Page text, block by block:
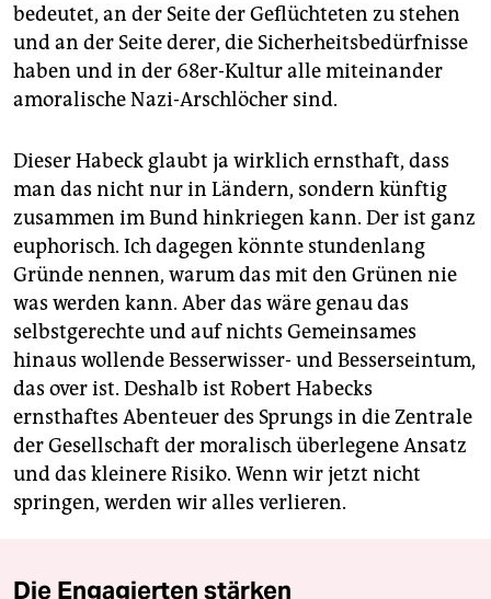
bedeutet, an der Seite der Geflüchteten zu stehen
und an der Seite derer, die Sicherheitsbedürfnisse
haben und in der 68er-Kultur alle miteinander
amoralische Nazi-Arschlöcher sind.
Dieser Habeck glaubt ja wirklich ernsthaft, dass
man das nicht nur in Ländern, sondern künftig
zusammen im Bund hinkriegen kann. Der ist ganz
euphorisch. Ich dagegen könnte stundenlang
Gründe nennen, warum das mit den Grünen nie
was werden kann. Aber das wäre genau das
selbstgerechte und auf nichts Gemeinsames
hinaus wollende Besserwisser- und Besserseintum,
das over ist. Deshalb ist Robert Habecks
ernsthaftes Abenteuer des Sprungs in die Zentrale
der Gesellschaft der moralisch überlegene Ansatz
und das kleinere Risiko. Wenn wir jetzt nicht
springen, werden wir alles verlieren.
Die Engagierten stärken